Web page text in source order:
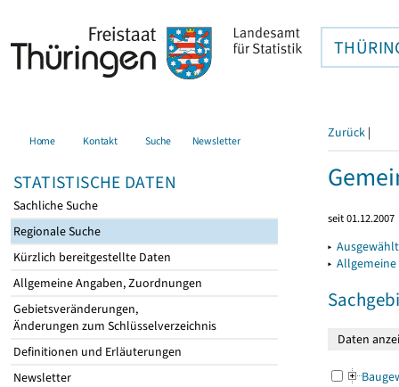
Home Kontakt Suche Newsletter
STATISTISCHE DATEN
Sachliche Suche
Regionale Suche
Kürzlich bereitgestellte Daten
Allgemeine Angaben, Zuordnungen
Gebietsveränderungen,
Änderungen zum Schlüsselverzeichnis
Definitionen und Erläuterungen
Newsletter
Zurück |
seit 01.12.2007
▸
▸